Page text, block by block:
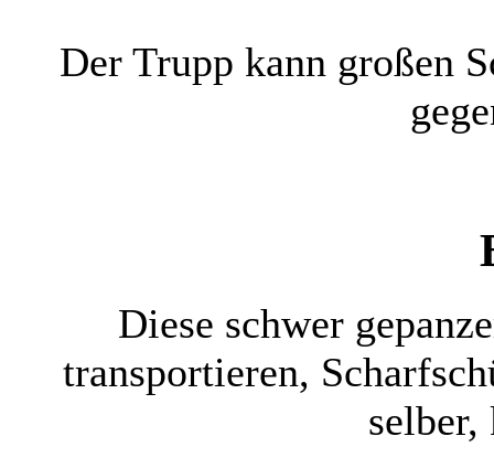
Der Trupp kann großen
Diese schwer
transportieren,